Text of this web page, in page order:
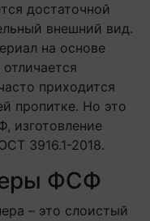
достаточной
внешний вид.
на основе
приходится
пропитке. Но это
изготовление
3916.1-2018.
ФСФ
– это слоистый